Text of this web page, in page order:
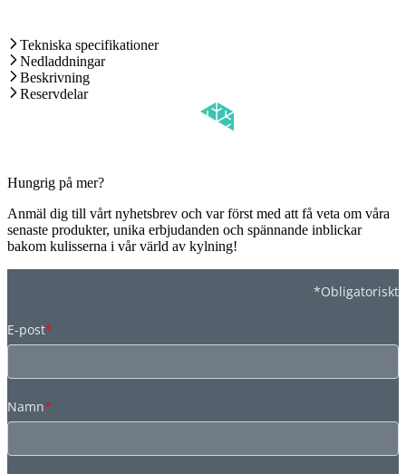
Tekniska specifikationer
Nedladdningar
Beskrivning
Reservdelar
Hungrig på mer?
Anmäl dig till vårt nyhetsbrev och var först med att få veta om våra
senaste produkter, unika erbjudanden och spännande inblickar
bakom kulisserna i vår värld av kylning!
*Obligatoriskt
E-post*
Namn*